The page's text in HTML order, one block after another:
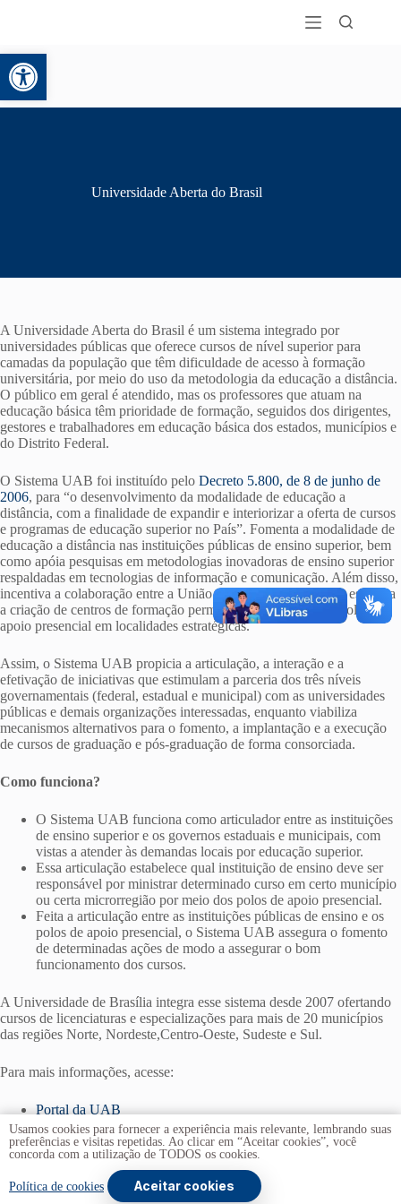
Abrir a barra de ferramentas
Universidade Aberta do Brasil
A Universidade Aberta do Brasil é um sistema integrado por
universidades públicas que oferece cursos de nível superior para
camadas da população que têm dificuldade de acesso à formação
universitária, por meio do uso da metodologia da educação a distância.
O público em geral é atendido, mas os professores que atuam na
educação básica têm prioridade de formação, seguidos dos dirigentes,
gestores e trabalhadores em educação básica dos estados, municípios e
do Distrito Federal.
O Sistema UAB foi instituído pelo Decreto 5.800, de 8 de junho de
2006, para “o desenvolvimento da modalidade de educação a
distância, com a finalidade de expandir e interiorizar a oferta de cursos
e programas de educação superior no País”. Fomenta a modalidade de
educação a distância nas instituições públicas de ensino superior, bem
como apóia pesquisas em metodologias inovadoras de ensino superior
respaldadas em tecnologias de informação e comunicação. Além disso,
incentiva a colaboração entre a União e os entes federativos e estimula
a criação de centros de formação permanentes por meio dos polos de
apoio presencial em localidades estratégicas.
Assim, o Sistema UAB propicia a articulação, a interação e a
efetivação de iniciativas que estimulam a parceria dos três níveis
governamentais (federal, estadual e municipal) com as universidades
públicas e demais organizações interessadas, enquanto viabiliza
mecanismos alternativos para o fomento, a implantação e a execução
de cursos de graduação e pós-graduação de forma consorciada.
Como funciona?
O Sistema UAB funciona como articulador entre as instituições
de ensino superior e os governos estaduais e municipais, com
vistas a atender às demandas locais por educação superior.
Essa articulação estabelece qual instituição de ensino deve ser
responsável por ministrar determinado curso em certo município
ou certa microrregião por meio dos polos de apoio presencial.
Feita a articulação entre as instituições públicas de ensino e os
polos de apoio presencial, o Sistema UAB assegura o fomento
de determinadas ações de modo a assegurar o bom
funcionamento dos cursos.
A Universidade de Brasília integra esse sistema desde 2007 ofertando
cursos de licenciaturas e especializações para mais de 20 municípios
das regiões Norte, Nordeste,Centro-Oeste, Sudeste e Sul.
Para mais informações, acesse:
Portal da UAB
Portal do Centro de Educação a Distância (CEAD/UnB)
Copyright © 2026 - Universidade de Brasília
. Todos os
Usamos cookies para fornecer a experiência mais relevante, lembrando suas
preferências e visitas repetidas. Ao clicar em “Aceitar cookies”, você
concorda com a utilização de TODOS os cookies.
Política de cookies Aceitar cookies